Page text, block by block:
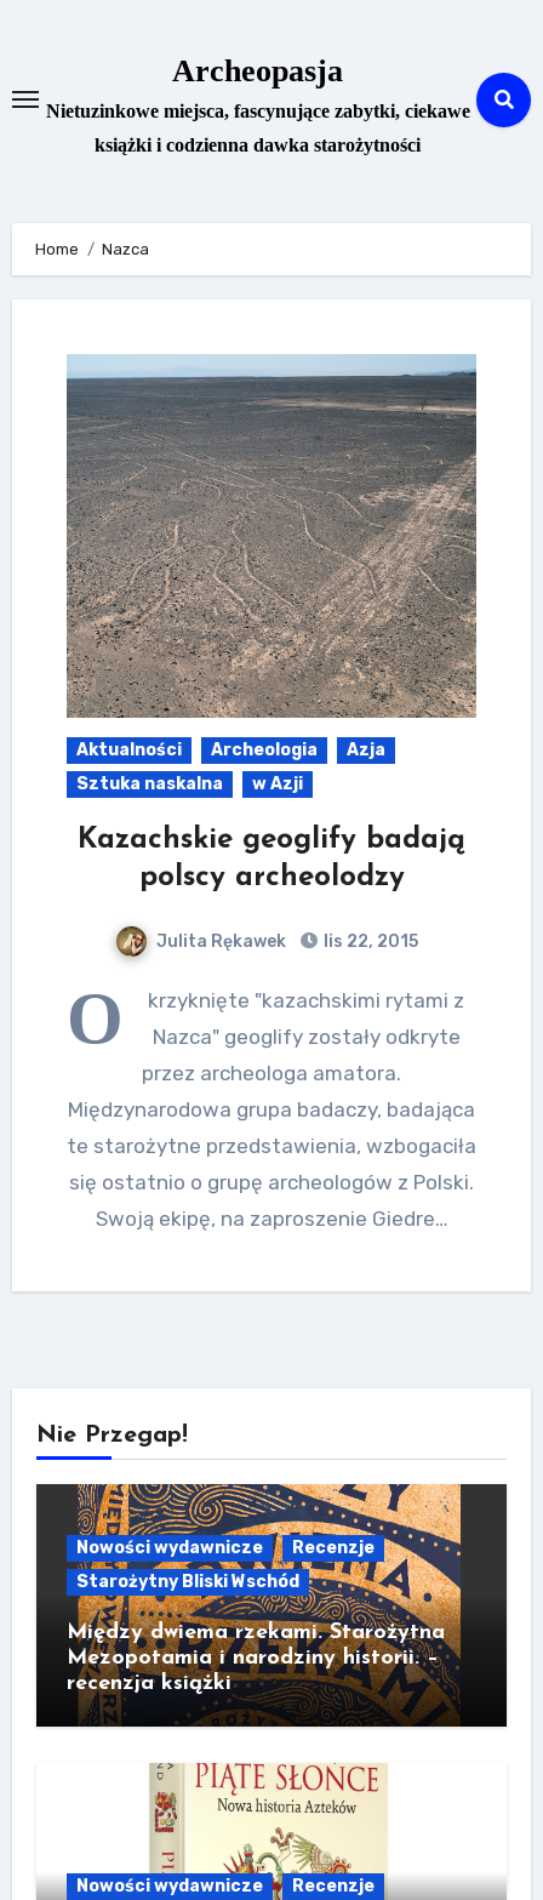
Archeopasja
Nietuzinkowe miejsca, fascynujące zabytki, ciekawe
książki i codzienna dawka starożytności
Home Nazca
Aktualności Archeologia
Azja
Sztuka naskalna
w Azji
Kazachskie geoglify badają
polscy archeolodzy
Julita Rękawek lis 22, 2015
O
krzyknięte "kazachskimi rytami z
Nazca" geoglify zostały odkryte
przez archeologa amatora.
Międzynarodowa grupa badaczy, badająca
te starożytne przedstawienia, wzbogaciła
się ostatnio o grupę archeologów z Polski.
Swoją ekipę, na zaproszenie Giedre…
Nie Przegap!
Nowości wydawnicze
Recenzje
Starożytny Bliski Wschód
Między dwiema rzekami. Starożytna
Mezopotamia i narodziny historii. –
recenzja książki
Nowości wydawnicze Recenzje